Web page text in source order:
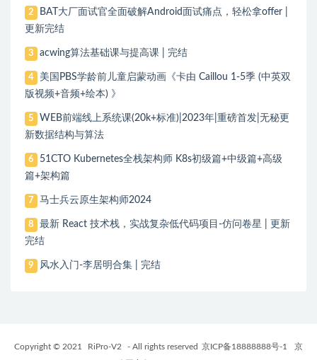
2
BAT大厂面试官全面破解Android面试痛点，轻松拿offer |
更新完结
3 acwing算法基础课与提高课 | 完结
4
美国PBS学龄前儿童启蒙动画《卡由 Caillou 1-5季 (中英双
版视频+音频+绘本) 》
5
WEB前端线上系统课(20k+标准)|2023年|重磅首发|无秘更
新数据结构与算法
6
51CTO Kubernetes全栈架构师 K8s初级篇+中级篇+高级
篇+架构篇
7 马士兵云原生架构师2024
8
最新 React 技术栈，实战复杂低代码项目-仿问卷星 | 更新
完结
9 风水入门-李居明合集 | 完结
Copyright © 2021 RiPro-V2 - All rights reserved 京ICP备18888888号-1
京